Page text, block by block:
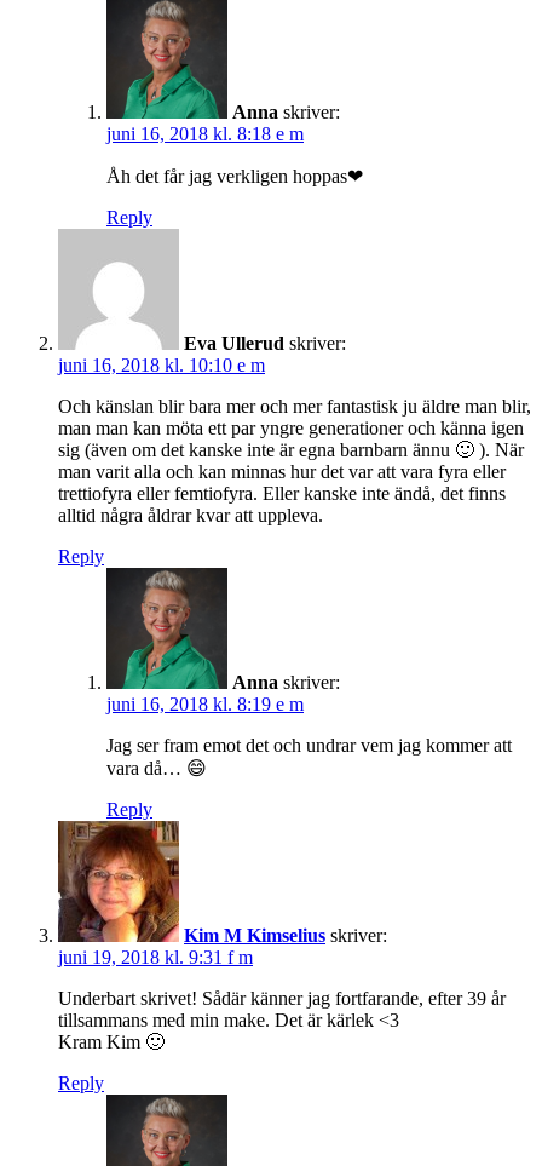
Anna skriver:
juni 16, 2018 kl. 8:18 e m
Åh det får jag verkligen hoppas❤
Reply
Eva Ullerud skriver:
juni 16, 2018 kl. 10:10 e m
Och känslan blir bara mer och mer fantastisk ju äldre man blir,
man man kan möta ett par yngre generationer och känna igen
sig (även om det kanske inte är egna barnbarn ännu 🙂 ). När
man varit alla och kan minnas hur det var att vara fyra eller
trettiofyra eller femtiofyra. Eller kanske inte ändå, det finns
alltid några åldrar kvar att uppleva.
Reply
Anna skriver:
juni 16, 2018 kl. 8:19 e m
Jag ser fram emot det och undrar vem jag kommer att
vara då… 😄
Reply
Kim M Kimselius skriver:
juni 19, 2018 kl. 9:31 f m
Underbart skrivet! Sådär känner jag fortfarande, efter 39 år
tillsammans med min make. Det är kärlek <3
Kram Kim 🙂
Reply